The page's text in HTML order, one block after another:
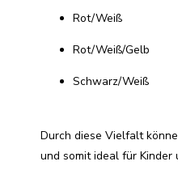
Rot/Weiß
Rot/Weiß/Gelb
Schwarz/Weiß
Durch diese Vielfalt
und somit ideal für